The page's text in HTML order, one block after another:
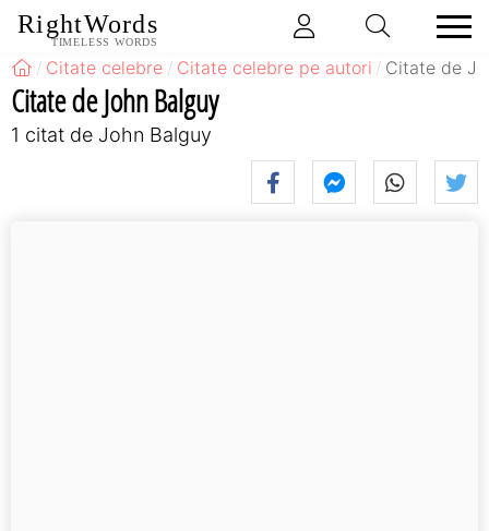
RightWords
TIMELESS WORDS
Citate celebre Citate celebre pe autori Citate de
Citate de John Balguy
1 citat de John Balguy